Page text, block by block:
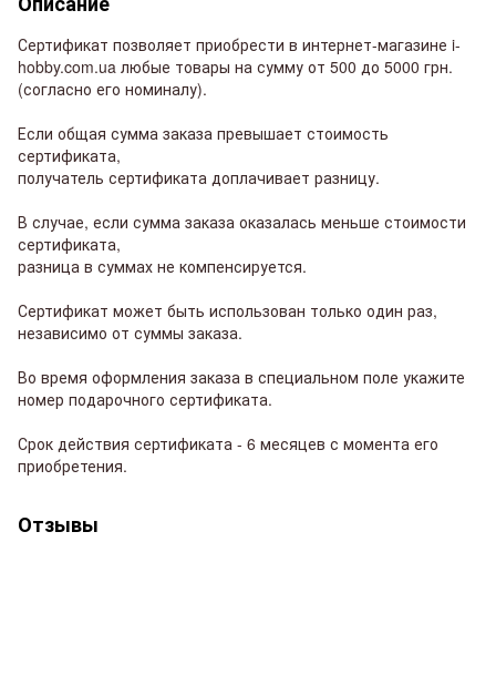
Сертификат позволяет приобрести в интернет-магазине i-
hobby.com.ua любые товары на сумму от 500 до 5000 грн.
(согласно его номиналу).
Если общая сумма заказа превышает стоимость
сертификата,
получатель сертификата доплачивает разницу.
В случае, если сумма заказа оказалась меньше стоимости
сертификата,
разница в суммах не компенсируется.
Сертификат может быть использован только один раз,
независимо от суммы заказа.
Во время оформления заказа в специальном поле укажите
номер подарочного сертификата.
Срок действия сертификата - 6 месяцев с момента его
приобретения.
Отзывы